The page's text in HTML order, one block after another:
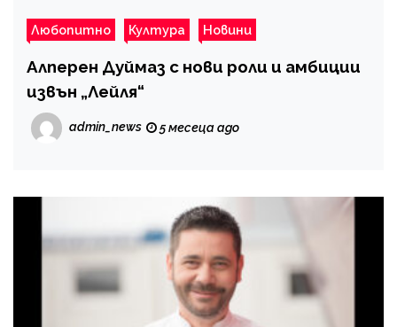
Любопитно Култура Новини
Алперен Дуймаз с нови роли и амбиции
извън „Лейля“
admin_news 5 месеца ago